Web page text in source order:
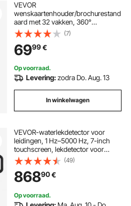
VEVOR
wenskaartenhouder/brochurestand
aard met 32 ​​vakken, 360°
draaibaar, tijdschriftenrek met
bordhouder en 4 wielen,
folderhouder voor
tentoonstellingen, kantoren,
beurzen, literatuurhouder
(7)
6999€
Op voorraad.
Levering:zodra Do. Aug. 13
In winkelwagen
VEVOR-waterlekdetector voor
leidingen, 1 Hz–5000 Hz, 7-inch
touchscreen, lekdetector voor
leidingen tot 2 m diep – met sensor,
3 luisterstangen, hoofdtelefoon, 8
GB-kaart en draagtas
(49)
86890€
Op voorraad.